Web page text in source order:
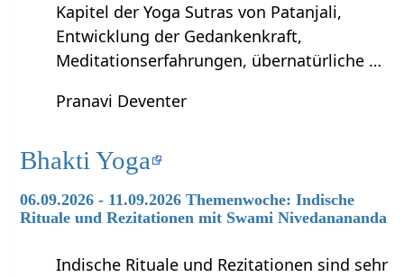
Kapitel der Yoga Sutras von Patanjali,
Entwicklung der Gedankenkraft,
Meditationserfahrungen, übernatürliche …
Pranavi Deventer
Bhakti Yoga
06.09.2026 - 11.09.2026 Themenwoche: Indische
Rituale und Rezitationen mit Swami Nivedanananda
Indische Rituale und Rezitationen sind sehr